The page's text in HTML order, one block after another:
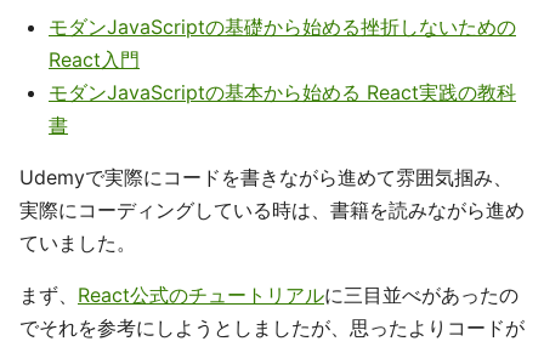
モダンJavaScriptの基礎から始める挫折しないための
React入門
モダンJavaScriptの基本から始める React実践の教科
書
Udemyで実際にコードを書きながら進めて雰囲気掴み、
実際にコーディングしている時は、書籍を読みながら進め
ていました。
まず、 React公式のチュートリアルに三目並べがあったの
でそれを参考にしようとしましたが、思ったよりコードが